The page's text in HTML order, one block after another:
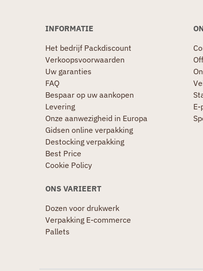
INFORMATIE
Het bedrijf Packdiscount
Verkoopsvoorwaarden
Uw garanties
FAQ
Bespaar op uw aankopen
Levering
Onze aanwezigheid in Europa
Gidsen online verpakking
Destocking verpakking
Best Price
Cookie Policy
ONS VARIEERT
Dozen voor drukwerk
Verpakking E-commerce
Pallets